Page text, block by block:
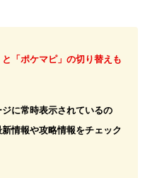
「ポケマピ」の切り替えも
に常時表示されているの
情報や攻略情報をチェック